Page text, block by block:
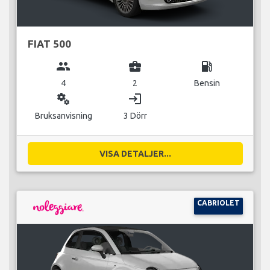
FIAT 500
group
4
business_center
2
local_gas_station
Bensin
miscellaneous_services
Bruksanvisning
login
3 Dörr
VISA DETALJER...
CABRIOLET